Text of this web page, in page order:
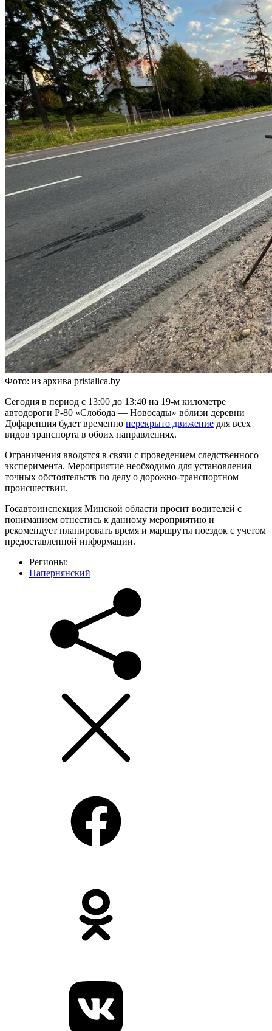
Фото: из архива pristalica.by
Сегодня в период с 13:00 до 13:40 на 19-м километре
автодороги Р-80 «Слобода — Новосады» вблизи деревни
Дофаренция будет временно перекрыто движение для всех
видов транспорта в обоих направлениях.
Ограничения вводятся в связи с проведением следственного
эксперимента. Мероприятие необходимо для установления
точных обстоятельств по делу о дорожно-транспортном
происшествии.
Госавтоинспекция Минской области просит водителей с
пониманием отнестись к данному мероприятию и
рекомендует планировать время и маршруты поездок с учетом
предоставленной информации.
Регионы:
Папернянский